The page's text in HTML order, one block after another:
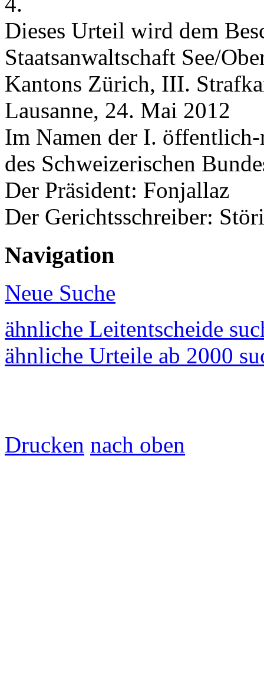
Dieses Urteil wird dem
Staatsanwaltschaft See/
Kantons Zürich, III.
Lausanne, 24. Mai 2012
Im Namen der I.
des Schweizerischen
Der Präsident: Fonjallaz
Der Gerichtsschreiber: Störi
Navigation
Neue Suche
ähnliche Leitentscheide
ähnliche Urteile ab 2000
Drucken nach oben